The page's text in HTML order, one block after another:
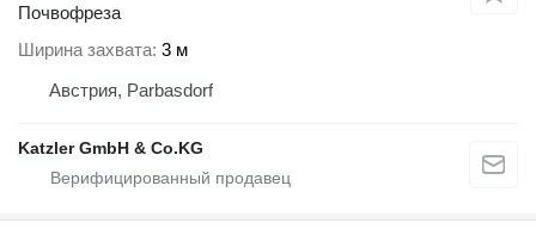
Почвофреза
Ширина захвата 3 м
Австрия, Parbasdorf
Katzler GmbH & Co.KG